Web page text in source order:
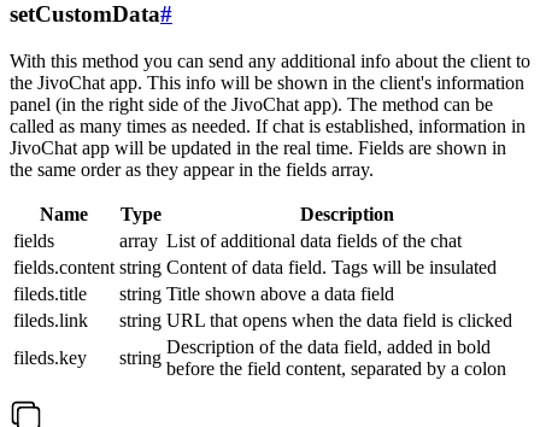
setCustomData#
With this method you can send any additional info about the client to
the JivoChat app. This info will be shown in the client's information
panel (in the right side of the JivoChat app). The method can be
called as many times as needed. If chat is established, information in
JivoChat app will be updated in the real time. Fields are shown in
the same order as they appear in the fields array.
Name Type
Description
fields
array List of additional data fields of the chat
fields.content string Content of data field. Tags will be insulated
fileds.title
string Title shown above a data field
fileds.link
string URL that opens when the data field is clicked
fileds.key
string
Description of the data field, added in bold
before the field content, separated by a colon